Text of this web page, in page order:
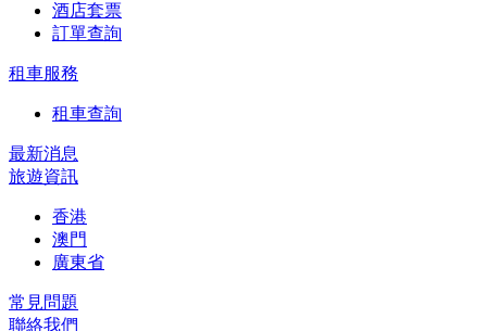
酒店套票
訂單查詢
租車服務
租車查詢
最新消息
旅遊資訊
香港
澳門
廣東省
常見問題
聯絡我們